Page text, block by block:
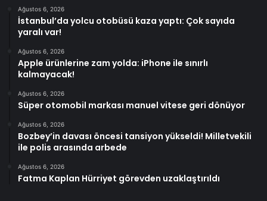
Ağustos 6, 2026
İstanbul’da yolcu otobüsü kaza yaptı: Çok sayıda
yaralı var!
Ağustos 6, 2026
Apple ürünlerine zam yolda: iPhone ile sınırlı
kalmayacak!
Ağustos 6, 2026
Süper otomobil markası manuel vitese geri dönüyor
Ağustos 6, 2026
Bozbey’in davası öncesi tansiyon yükseldi! Milletvekili
ile polis arasında arbede
Ağustos 6, 2026
Fatma Kaplan Hürriyet görevden uzaklaştırıldı